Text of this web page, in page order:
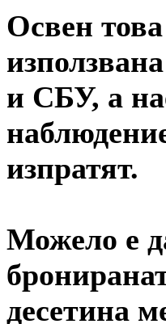
Освен
и СБУ, а
изпратят.
Можело е
десетина